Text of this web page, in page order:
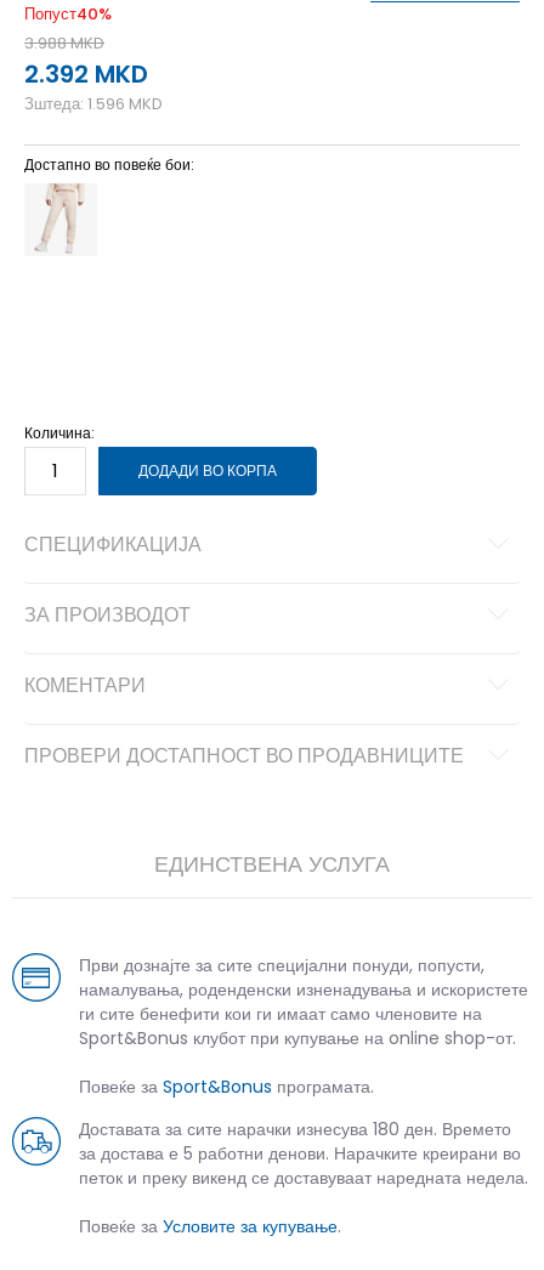
Попуст40%
3.988MKD
2.392 MKD
Зштеда: 1.596 MKD
Достапно во повеќе бои:
Количина:
ДОДАДИ ВО КОРПА
СПЕЦИФИКАЦИЈА
ЗА ПРОИЗВОДОТ
КОМЕНТАРИ
ПРОВЕРИ ДОСТАПНОСТ ВО ПРОДАВНИЦИТЕ
ЕДИНСТВЕНА УСЛУГА
Први дознајте за сите специјални понуди, попусти,
намалувања, роденденски изненадувања и искористете
ги сите бенефити кои ги имаат само членовите на
Sport&Bonus клубот при купување на online shop-от.
Повеќе за Sport&Bonus програмата.
Доставата за сите нарачки изнесува 180 ден. Времето
за достава е 5 работни денови. Нарачките креирани во
петок и преку викенд се доставуваат наредната недела.
Повеќе за Условите за купување.